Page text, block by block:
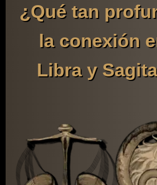
¿Qué tan
la conexión
Libra y